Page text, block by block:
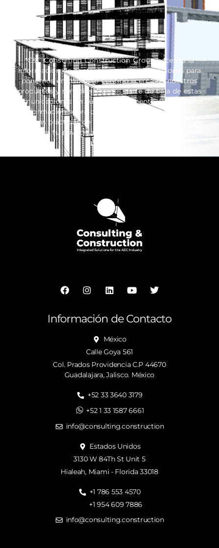
*C&C Consulting Construction Group necesita la
información de contacto que nos proporcionas para
ponernos en contacto contigo acerca de nuestros
productos y servicios. Puedes darte de baja de estas
comunicaciones en cualquier momento. Para obtener
información sobre cómo darte de baja, así como
nuestras prácticas de privacidad y el compromiso de
proteger tu privacidad, consulta nuestra Política de
privacidad.
Información de Contacto
México
Calle Goya 561
Col. Prados Providencia C.P 44670
Guadalajara, Jalisco. México
+52 33 3640 3179
+52 1 33 1587 6661
info@consulting.construction
Estados Unidos
3130 W 84Th St Unit 5
Hialeah, Miami - Florida 33018
+1 786 553 4570
+1 954 609 7886
info@consulting.construction